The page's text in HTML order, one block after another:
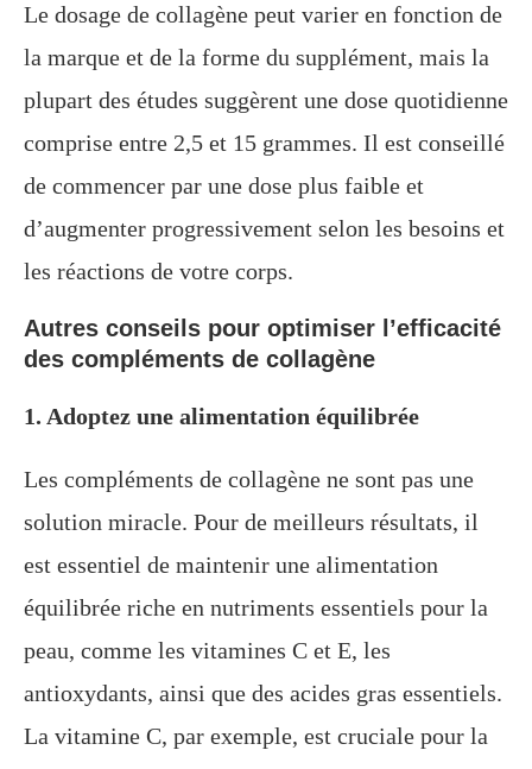
Le dosage de collagène peut varier en fonction de
la marque et de la forme du supplément, mais la
plupart des études suggèrent une dose quotidienne
comprise entre 2,5 et 15 grammes. Il est conseillé
de commencer par une dose plus faible et
d’augmenter progressivement selon les besoins et
les réactions de votre corps.
Autres conseils pour optimiser l’efficacité
des compléments de collagène
1. Adoptez une alimentation équilibrée
Les compléments de collagène ne sont pas une
solution miracle. Pour de meilleurs résultats, il
est essentiel de maintenir une alimentation
équilibrée riche en nutriments essentiels pour la
peau, comme les vitamines C et E, les
antioxydants, ainsi que des acides gras essentiels.
La vitamine C, par exemple, est cruciale pour la